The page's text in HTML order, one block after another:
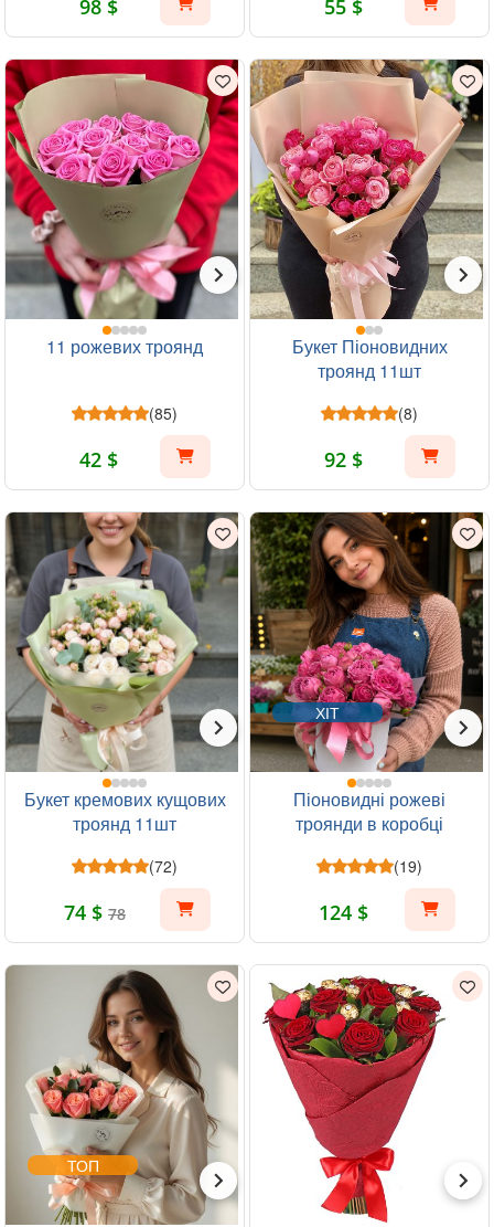
98 $ 55 $
11 рожевих троянд
(85)
42 $
Букет Піоновидних
троянд 11шт
(8)
92 $
Букет кремових кущових
троянд 11шт
(72)
74 $ 78
ХІТ
Піоновидні рожеві
троянди в коробці
(19)
124 $
ТОП